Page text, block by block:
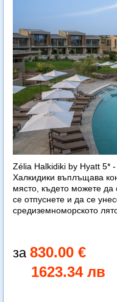
Zélia Halkidiki by Hyatt 5*
Халкидики въплъщава
място, където можете да
се отпуснете и да се
средиземноморското
830.00 €
1623.34 лв